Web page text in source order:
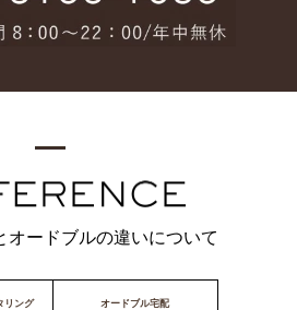
オードブルの違いについて
リング オードブル宅配